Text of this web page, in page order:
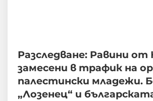
Разследване: Равини
замесени в трафик на
палестински младежи.
„Лозенец“ и